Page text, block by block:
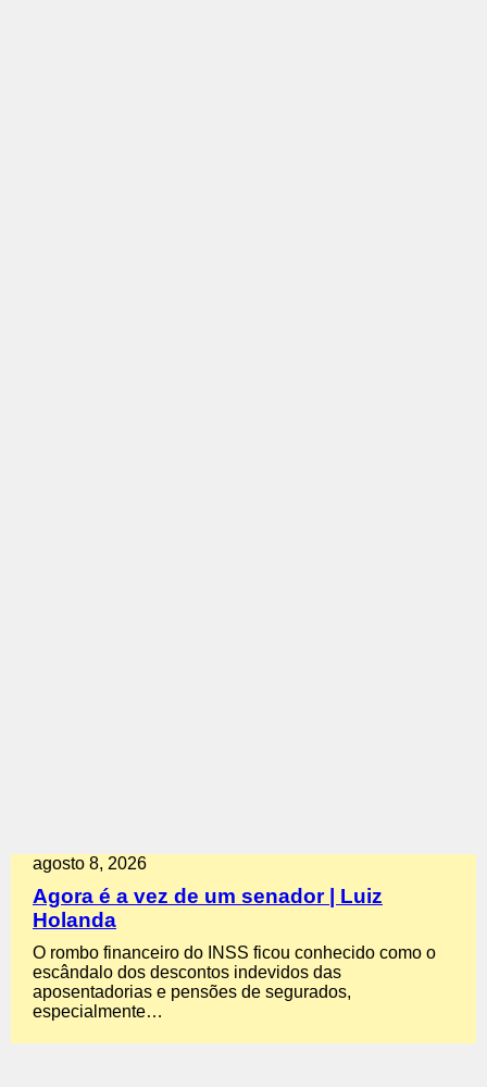
agosto 8, 2026
Agora é a vez de um senador | Luiz
Holanda
O rombo financeiro do INSS ficou conhecido como o
escândalo dos descontos indevidos das
aposentadorias e pensões de segurados,
especialmente…